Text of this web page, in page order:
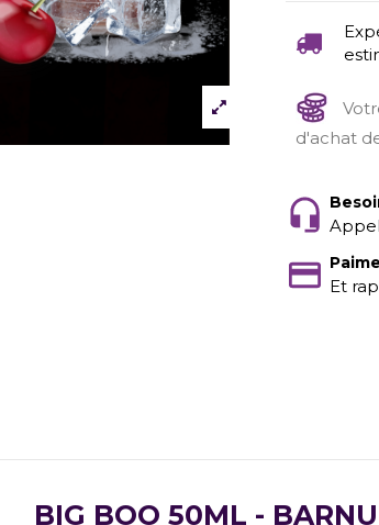
d'achat
Et
BIG BOO 50ML -